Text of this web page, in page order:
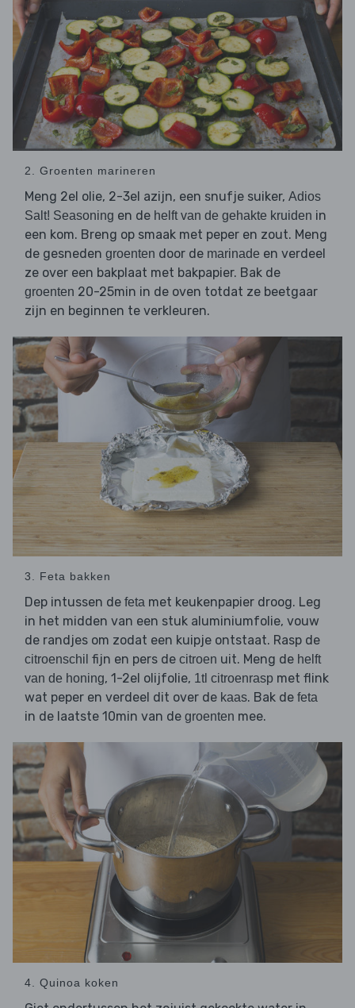
2. Groenten marineren
Meng 2el olie, 2-3el azijn, een snufje suiker, Adios
Salt! Seasoning en de helft van de gehakte kruiden in
een kom. Breng op smaak met peper en zout. Meng
de gesneden groenten door de marinade en verdeel
ze over een bakplaat met bakpapier. Bak de
groenten 20-25min in de oven totdat ze beetgaar
zijn en beginnen te verkleuren.
3. Feta bakken
Dep intussen de feta met keukenpapier droog. Leg
in het midden van een stuk aluminiumfolie, vouw
de randjes om zodat een kuipje ontstaat. Rasp de
citroenschil fijn en pers de citroen uit. Meng de helft
van de honing, 1-2el olijfolie, 1tl citroenrasp met flink
wat peper en verdeel dit over de kaas. Bak de feta
in de laatste 10min van de groenten mee.
4. Quinoa koken